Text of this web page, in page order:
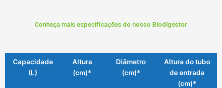
Conheça mais especificações do nosso Biodigestor
Capacidade
(L)
Altura
(cm)*
Diâmetro
(cm)*
Altura do tubo
de entrada
(cm)*